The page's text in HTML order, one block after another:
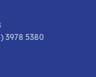
3978 5380